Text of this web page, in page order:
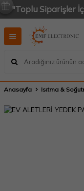
"Toplu Siparişler
Anasayfa Isıtma &